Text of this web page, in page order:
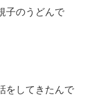
のうどんで
してきたんで